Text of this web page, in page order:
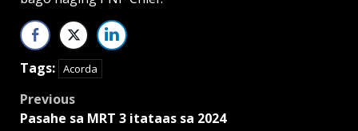
Tags: Acorda
Post
Previous
Pasahe sa MRT 3 itataas sa 2024